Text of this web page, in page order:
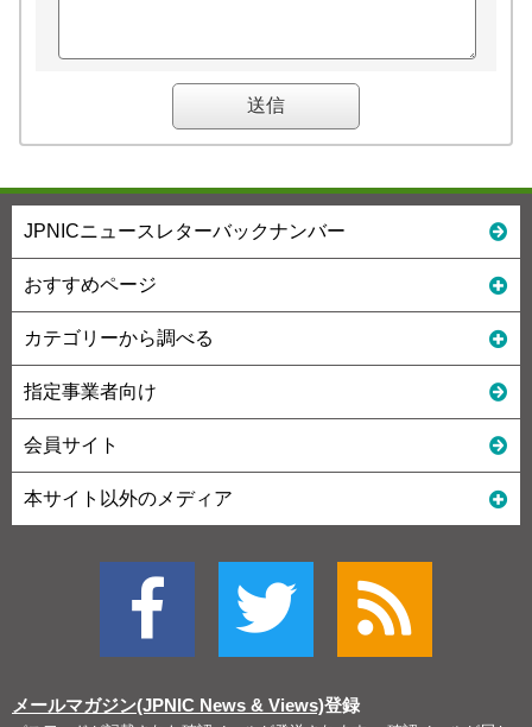
JPNICニュースレターバックナンバー
おすすめページ
カテゴリーから調べる
指定事業者向け
会員サイト
本サイト以外のメディア
メールマガジン(JPNIC News & Views)登録